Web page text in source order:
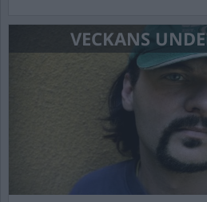
VECKANS